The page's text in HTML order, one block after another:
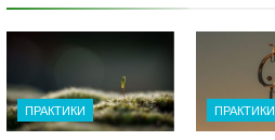
ПРАКТИКИ ПРАКТИКИ